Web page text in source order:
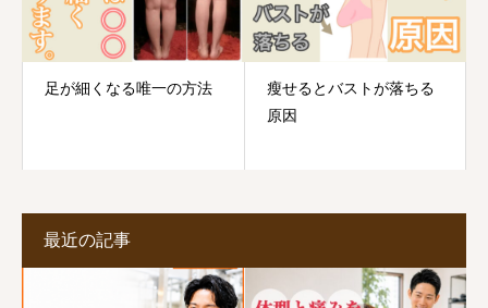
足が細くなる唯一の方法
瘦せるとバストが落ちる
原因
最近の記事